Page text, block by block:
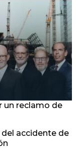
un reclamo de
accidente de